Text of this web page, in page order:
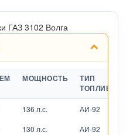
ГАЗ 3102 Волга
МОЩНОСТЬ
ТИП
ТОПЛИВА
136 л.с. АИ-92
130 л.с. АИ-92